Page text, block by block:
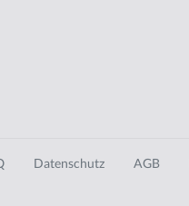
Datenschutz AGB